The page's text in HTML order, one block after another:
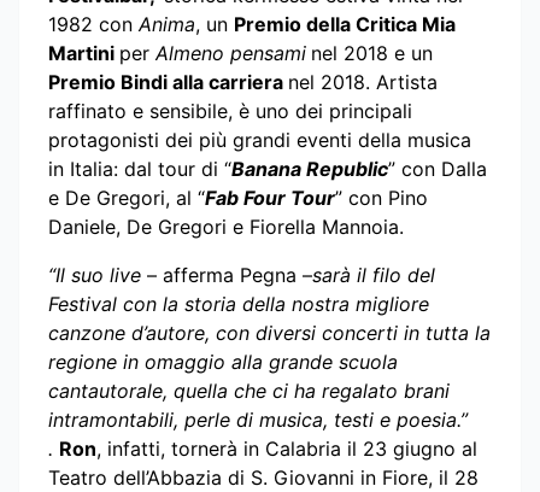
1982 conAnima, un Premio della Critica Mia
Martini perAlmeno pensami nel 2018 e un
Premio Bindi alla carriera nel 2018. Artista
raffinato e sensibile, è uno dei principali
protagonisti dei più grandi eventi della musica
in Italia: dal tour di “Banana Republic” con Dalla
e De Gregori, al “Fab Four Tour” con Pino
Daniele, De Gregori e Fiorella Mannoia.
“Il suo live – afferma Pegna –sarà il filo del
Festival con la storia della nostra migliore
canzone d’autore, con diversi concerti in tutta la
regione in omaggio alla grande scuola
cantautorale, quella che ci ha regalato brani
intramontabili, perle di musica, testi e poesia.”
. Ron, infatti, tornerà in Calabria il 23 giugno al
Teatro dell’Abbazia di S. Giovanni in Fiore, il 28